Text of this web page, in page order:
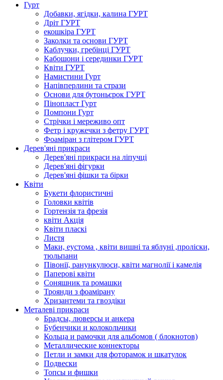
Гурт
Добавки, ягідки, калина ГУРТ
Дріт ГУРТ
екошкіра ГУРТ
Заколки та основи ГУРТ
Каблучки, гребінці ГУРТ
Кабошони і серединки ГУРТ
Квіти ГУРТ
Намистини Гурт
Напівперлини та стрази
Основи для бутоньєрок ГУРТ
Пінопласт Гурт
Помпони Гурт
Стрічки і мереживо опт
Фетр і кружечки з фетру ГУРТ
Фоаміран з глітером ГУРТ
Дерев'яні прикраси
Дерев'яні прикраси на ліпучці
Дерев'яні фігурки
Дерев'яні фішки та бірки
Квіти
Букети флористичні
Головки квітів
Гортензія та фрезія
квіти Акція
Квіти пласкі
Листя
Маки, еустома , квіти вишні та яблуні ,проліски,
тюльпани
Півонії, ранункулюси, квіти магнолії і камелія
Паперові квіти
Соняшник та ромашки
Троянди з фоамірану
Хризантеми та гвоздіки
Металеві прикраси
Брадсы, люверсы и анкера
Бубенчики и колокольчики
Кольца и рамочки для альбомов ( блокнотов)
Металлические коннекторы
Петли и замки для фоторамок и шкатулок
Подвески
Топсы и фишки